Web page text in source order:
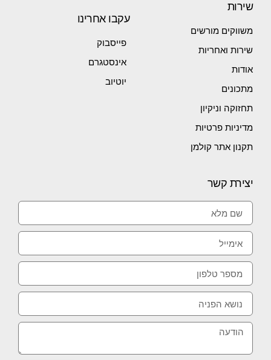
שירות
משווקים מורשים
שירות ואחריות
אודות
מתכונים
תחזוקה וניקיון
מדיניות פרטיות
תקנון אתר קולמן
עקבו אחרינו
פייסבוק
אינסטגרם
יוטיוב
יצירת קשר